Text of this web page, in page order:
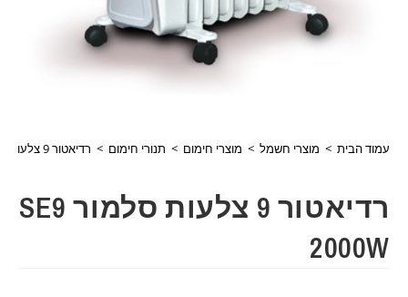
עמוד הבית > מוצרי חשמל > מוצרי חימום > תנורי חימום > רדיאטור 9 צלעות סלמור SE9 2000W
רדיאטור 9 צלעות סלמור SE9
2000W